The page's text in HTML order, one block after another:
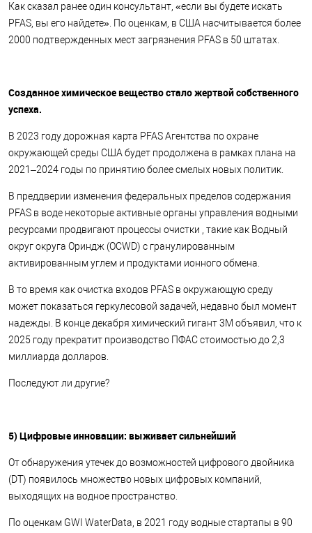
Как сказал ранее один консультант, «если вы будете искать
PFAS, вы его найдете». По оценкам, в США насчитывается более
2000 подтвержденных мест загрязнения PFAS в 50 штатах.
Созданное химическое вещество стало жертвой собственного
успеха.
В 2023 году дорожная карта PFAS Агентства по охране
окружающей среды США будет продолжена в рамках плана на
2021–2024 годы по принятию более смелых новых политик.
В преддверии изменения федеральных пределов содержания
PFAS в воде некоторые активные органы управления водными
ресурсами продвигают процессы очистки , такие как Водный
округ округа Ориндж (OCWD) с гранулированным
активированным углем и продуктами ионного обмена.
В то время как очистка входов PFAS в окружающую среду
может показаться геркулесовой задачей, недавно был момент
надежды. В конце декабря химический гигант 3M объявил, что к
2025 году прекратит производство ПФАС стоимостью до 2,3
миллиарда долларов.
Последуют ли другие?
5) Цифровые инновации: выживает сильнейший
От обнаружения утечек до возможностей цифрового двойника
(DT) появилось множество новых цифровых компаний,
выходящих на водное пространство.
По оценкам GWI WaterData, в 2021 году водные стартапы в 90